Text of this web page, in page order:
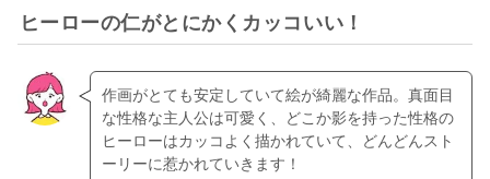
ヒーローの仁がとにかくカッコいい！
作画がとても安定していて絵が綺麗な作品。真面目
な性格な主人公は可愛く、どこか影を持った性格の
ヒーローはカッコよく描かれていて、どんどんスト
ーリーに惹かれていきます！